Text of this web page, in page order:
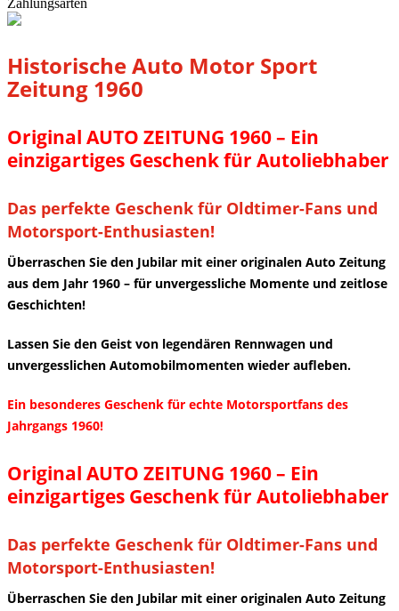
Zahlungsarten
Historische Auto Motor Sport
Zeitung 1960
Original AUTO ZEITUNG 1960 – Ein
einzigartiges Geschenk für Autoliebhaber
Das perfekte Geschenk für Oldtimer-Fans und
Motorsport-Enthusiasten!
Überraschen Sie den Jubilar mit einer originalen Auto Zeitung
aus dem Jahr 1960 – für unvergessliche Momente und zeitlose
Geschichten!
Lassen Sie den Geist von legendären Rennwagen und
unvergesslichen Automobilmomenten wieder aufleben.
Ein besonderes Geschenk für echte Motorsportfans des
Jahrgangs 1960!
Original AUTO ZEITUNG 1960 – Ein
einzigartiges Geschenk für Autoliebhaber
Das perfekte Geschenk für Oldtimer-Fans und
Motorsport-Enthusiasten!
Überraschen Sie den Jubilar mit einer originalen Auto Zeitung